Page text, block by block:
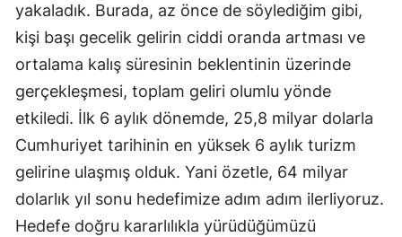
yakaladık. Burada, az önce de söylediğim gibi,
kişi başı gecelik gelirin ciddi oranda artması ve
ortalama kalış süresinin beklentinin üzerinde
gerçekleşmesi, toplam geliri olumlu yönde
etkiledi. İlk 6 aylık dönemde, 25,8 milyar dolarla
Cumhuriyet tarihinin en yüksek 6 aylık turizm
gelirine ulaşmış olduk. Yani özetle, 64 milyar
dolarlık yıl sonu hedefimize adım adım ilerliyoruz.
Hedefe doğru kararlılıkla yürüdüğümüzü